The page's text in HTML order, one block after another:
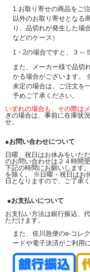
1.お取り寄せの商品をご
以外のお取り寄せとなる
り、品切れが発生した場
などのケース）
1・2の場合ですと、３～
また、メーカー様で品切
かる場合がございます。
未定の場合は、ご注文を
予めご了承ください。
いずれの場合も、その際は
ぎの場合は、事前に在庫状
せ。
●お問い合わせについて
日曜、祝日はお休みをいた
のお問い合わせは２４時間
下記の時間にお願いします
を除く。 ※日曜・祝日はお
日となりますので、ご了承く
●お支払いについて
お支払い方法は銀行振込、
ただけます。
また、佐川急便のe-コレ
ードや電子決済がご利用